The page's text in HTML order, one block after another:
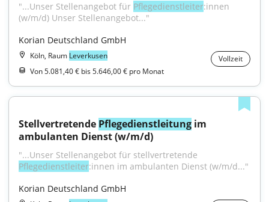
"...Unser Stellenangebot für Pflegedienstleiter:innen
(w/m/d) Unser Stellenangebot..."
Korian Deutschland GmbH
Köln, Raum Leverkusen
Vollzeit
Von 5.081,40 € bis 5.646,00 € pro Monat
Stellvertretende Pflegedienstleitung im
ambulanten Dienst (w/m/d)
Pflegedienstleiter:innen im ambulanten Dienst (w/m/d..."
Korian Deutschland GmbH